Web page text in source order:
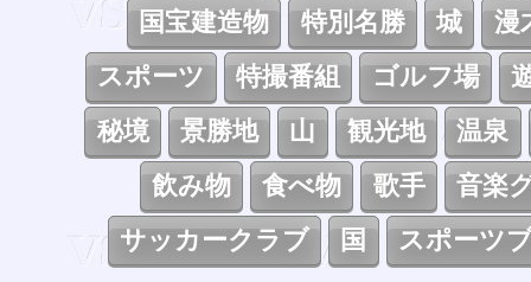
国宝建造物
特別名勝 城
漫
スポーツ
特撮番組 ゴルフ場
秘境
景勝地 山 観光地
温泉
飲み物
食べ物 歌手
音楽
サッカークラブ
国 スポーツ